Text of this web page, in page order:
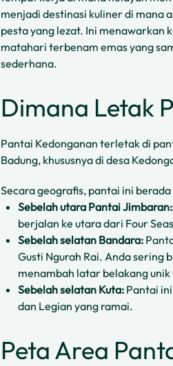
menjadi destinasi kuliner di mana
pesta yang lezat. Ini menawarkan
matahari terbenam emas yang
sederhana.
Dimana Letak
Pantai Kedonganan terletak di
Badung, khususnya di desa
Secara geografis, pantai ini
Sebelah utara Pantai Jimbaran:
berjalan ke utara dari Four
Sebelah selatan Bandara:
Gusti Ngurah Rai. Anda sering
menambah latar belakang
Sebelah selatan Kuta: Pantai
dan Legian yang ramai.
Peta Area